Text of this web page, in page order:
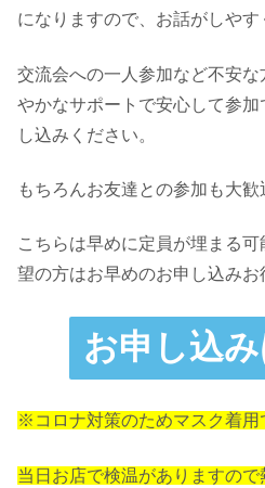
になりますので、お話がしやす
交流会への一人参加など不安
やかなサポートで安心して参
し込みください。
もちろんお友達との参加も大歓
こちらは早めに定員が埋まる
望の方はお早めのお申し込みお
お申し込
※コロナ対策のためマスク着用
当日お店で検温がありますの